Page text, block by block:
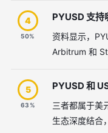
4
50%
PYUSD 支持
资料显示，
Arbitrum 和
5
63%
PYUSD 和
三者都属于美
生态深度结合